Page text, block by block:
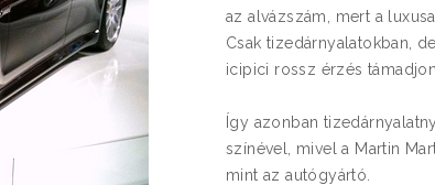
az alvázszám, mert a
Csak tizedárnyalatokban,
icipici rossz érzés
Így azonban
színével, mivel a Martin
mint az autógyártó.